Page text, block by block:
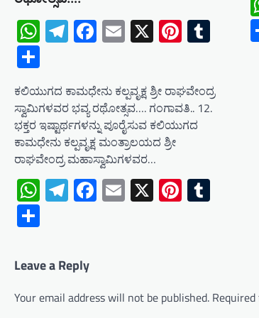
WhatsApp
Telegram
Facebook
Email
X
ಕಲಿಯುಗದ ಕಾಮಧೇನು ಕಲ್ಪವೃಕ್ಷ ಶ್ರೀ ರಾಘವೇಂದ್ರ
ಸ್ವಾಮಿಗಳವರ ಭವ್ಯ ರಥೋತ್ಸವ…. ಗಂಗಾವತಿ.. 12.
ಭಕ್ತರ ಇಷ್ಟಾರ್ಥಗಳನ್ನು ಪೂರೈಸುವ ಕಲಿಯುಗದ
ಕಾಮಧೇನು ಕಲ್ಪವೃಕ್ಷ ಮಂತ್ರಾಲಯದ ಶ್ರೀ
ರಾಘವೇಂದ್ರ ಮಹಾಸ್ವಾಮಿಗಳವರ…
WhatsApp
Telegram
Facebook
Email
X Pinterest
Leave a Reply
Your email address will not be published.